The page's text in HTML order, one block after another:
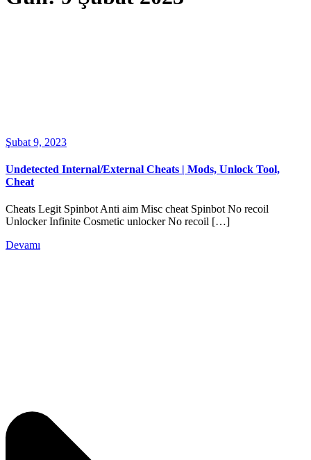
Şubat 9, 2023
Undetected Internal/External Cheats | Mods, Unlock Tool,
Cheat
Cheats Legit Spinbot Anti aim Misc cheat Spinbot No recoil
Unlocker Infinite Cosmetic unlocker No recoil […]
Devamı